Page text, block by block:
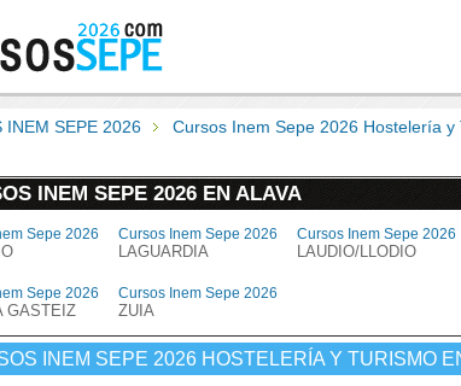
INEM SEPE 2026
Cursos Inem Sepe 2026 Hostelería y
INEM SEPE 2026 EN ALAVA
Sepe 2026 Cursos Inem Sepe 2026
LAGUARDIA
Cursos Inem Sepe 2026
LAUDIO/LLODIO
Sepe 2026
GASTEIZ
Cursos Inem Sepe 2026
ZUIA
INEM SEPE 2026 HOSTELERÍA Y TURISMO